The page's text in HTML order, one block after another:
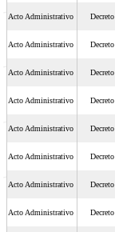
Acto Administrativo Decreto
Acto Administrativo Decreto
Acto Administrativo Decreto
Acto Administrativo Decreto
Acto Administrativo Decreto
Acto Administrativo Decreto
Acto Administrativo Decreto
Acto Administrativo Decreto